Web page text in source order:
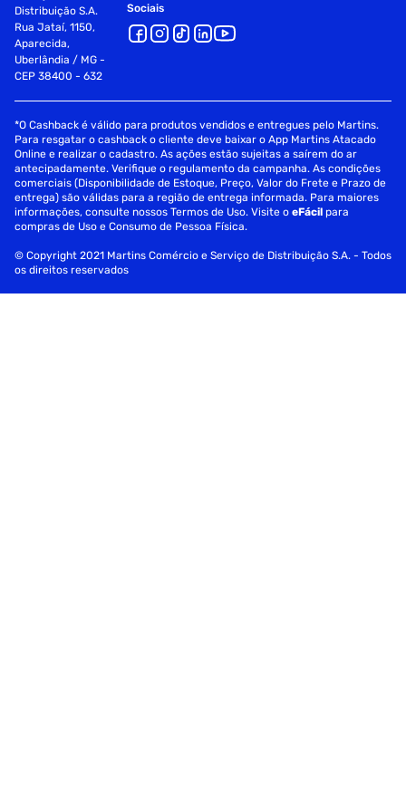
Distribuição S.A.
Rua Jataí, 1150,
Aparecida,
Uberlândia / MG -
CEP 38400 - 632
Sociais
*O Cashback é válido para produtos vendidos e entregues pelo Martins.
Para resgatar o cashback o cliente deve baixar o App Martins Atacado
Online e realizar o cadastro. As ações estão sujeitas a saírem do ar
antecipadamente. Verifique o regulamento da campanha. As condições
comerciais (Disponibilidade de Estoque, Preço, Valor do Frete e Prazo de
entrega) são válidas para a região de entrega informada. Para maiores
informações, consulte nossos Termos de Uso. Visite oeFácil para
compras de Uso e Consumo de Pessoa Física.
© Copyright 2021 Martins Comércio e Serviço de Distribuição S.A. - Todos
os direitos reservados